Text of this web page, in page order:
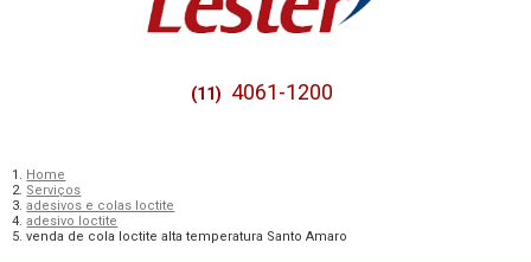
(11) 4061-1200
Home
Serviços
adesivos e colas loctite
adesivo loctite
venda de cola loctite alta temperatura Santo Amaro